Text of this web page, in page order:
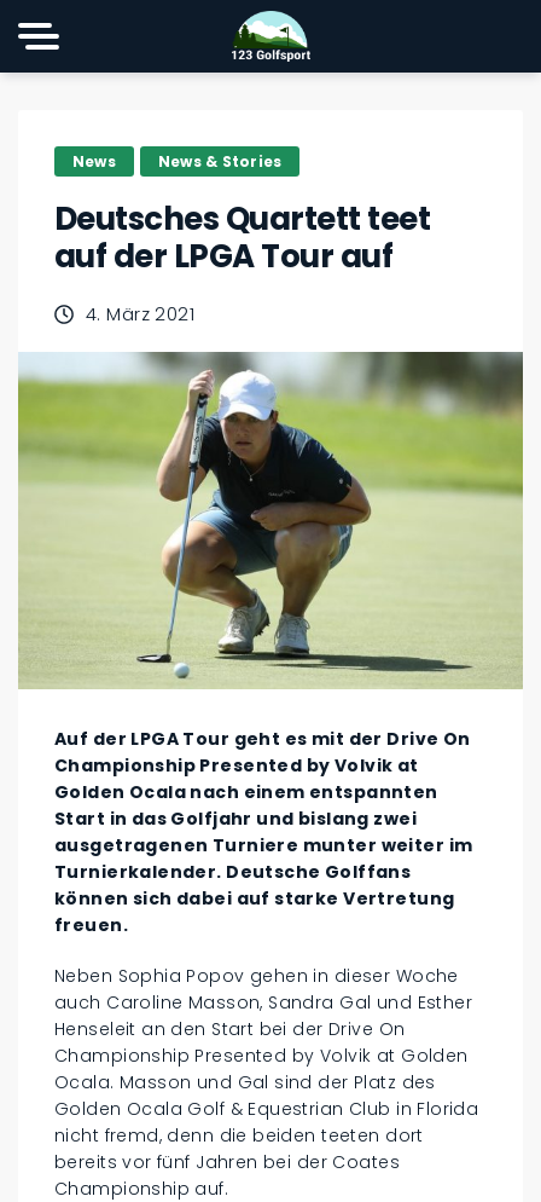
News News & Stories
Deutsches Quartett teet
auf der LPGA Tour auf
4. März 2021
Auf der LPGA Tour geht es mit der Drive On
Championship Presented by Volvik at
Golden Ocala nach einem entspannten
Start in das Golfjahr und bislang zwei
ausgetragenen Turniere munter weiter im
Turnierkalender. Deutsche Golffans
können sich dabei auf starke Vertretung
freuen.
Neben Sophia Popov gehen in dieser Woche
auch Caroline Masson, Sandra Gal und Esther
Henseleit an den Start bei der Drive On
Championship Presented by Volvik at Golden
Ocala. Masson und Gal sind der Platz des
Golden Ocala Golf & Equestrian Club in Florida
nicht fremd, denn die beiden teeten dort
bereits vor fünf Jahren bei der Coates
Championship auf.